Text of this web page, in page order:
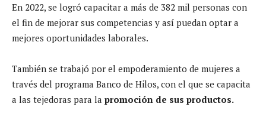
En 2022, se logró capacitar a más de 382 mil personas con
el fin de mejorar sus competencias y así puedan optar a
mejores oportunidades laborales.
También se trabajó por el empoderamiento de mujeres a
través del programa Banco de Hilos, con el que se capacita
a las tejedoras para la promoción de sus productos.